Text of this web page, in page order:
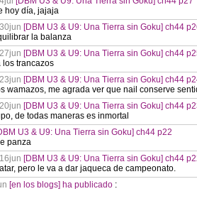
hoy día, jajaja
30jun [DBM U3 & U9: Una Tierra sin Goku] ch44
la balanza
27jun [DBM U3 & U9: Una Tierra sin Goku] ch44
los trancazos
23jun [DBM U3 & U9: Una Tierra sin Goku] ch44
wamazos, me agrada ver que nail conserve
20jun [DBM U3 & U9: Una Tierra sin Goku] ch44
de todas maneras es inmortal
U3 & U9: Una Tierra sin Goku] ch44 p22
panza
16jun [DBM U3 & U9: Una Tierra sin Goku] ch44
pero le va a dar jaqueca de campeonato.
[en los blogs] ha publicado :